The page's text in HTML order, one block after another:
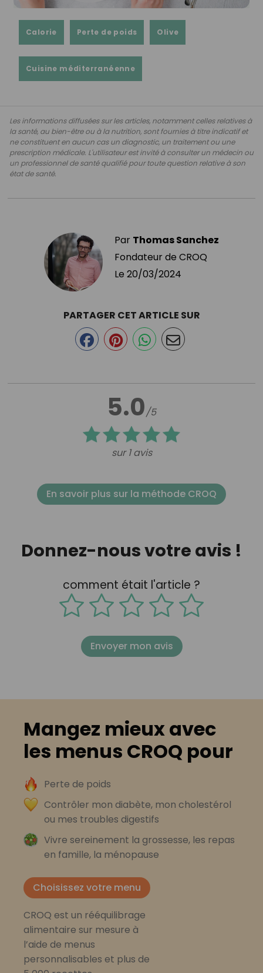
Calorie Perte de poids Olive
Cuisine méditerranéenne
Les informations diffusées sur les articles, notamment celles relatives à
la santé, au bien-être ou à la nutrition, sont fournies à titre indicatif et
ne constituent en aucun cas un diagnostic, un traitement ou une
prescription médicale. L'utilisateur est invité à consulter un médecin ou
un professionnel de santé qualifié pour toute question relative à son
état de santé.
Par Thomas Sanchez
Fondateur de CROQ
Le 20/03/2024
5.0/5
sur 1 avis
PARTAGER CET ARTICLE SUR
En savoir plus sur la méthode CROQ
Donnez-nous votre avis !
comment était l'article ?
Envoyer mon avis
Mangez mieux avec
les menus CROQ pour
Perte de poids
Contrôler mon diabète, mon cholestérol
ou mes troubles digestifs
Vivre sereinement la grossesse, les repas
en famille, la ménopause
Choisissez votre menu
CROQ est un rééquilibrage
alimentaire sur mesure à
l’aide de menus
personnalisables et plus de